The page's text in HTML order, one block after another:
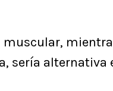
sería alternativa